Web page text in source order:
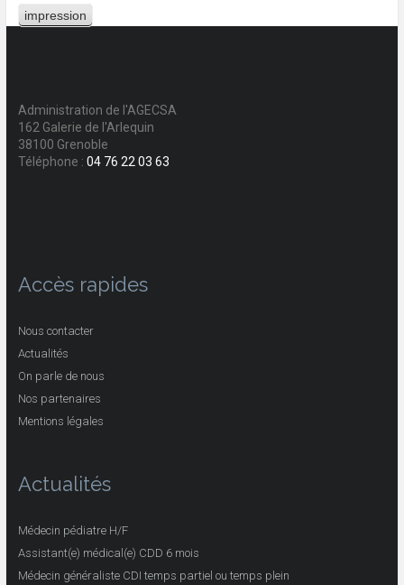
Vue
impression
Administration de l'AGECSA
162 Galerie de l'Arlequin
38100 Grenoble
Téléphone : 04 76 22 03 63
Accès rapides
Nous contacter
Actualités
On parle de nous
Nos partenaires
Mentions légales
Actualités
Médecin pédiatre H/F
Assistant(e) médical(e) CDD 6 mois
Médecin généraliste CDI temps partiel ou temps plein